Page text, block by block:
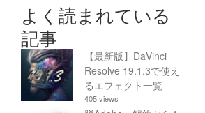
よく読まれている
記事
【最新版】DaVinci
Resolve 19.1.3で使え
るエフェクト一覧
405 views